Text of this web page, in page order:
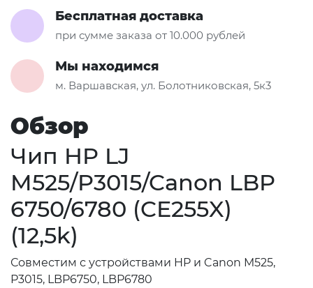
Бесплатная доставка
при сумме заказа от 10.000 рублей
Мы находимся
м. Варшавская, ул. Болотниковская, 5к3
Обзор
Чип HP LJ
M525/P3015/Canon LBP
6750/6780 (CE255X)
(12,5k)
Совместим с устройствами HP и Canon M525,
P3015, LBP6750, LBP6780